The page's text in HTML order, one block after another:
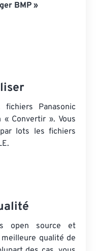
BMP »
fichiers Panasonic
Convertir ». Vous
lots les fichiers
open source et
qualité de